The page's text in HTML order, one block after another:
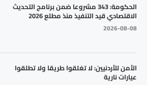
الحكومة: 343 مشروعا ضمن برنامج التحديث
الاقتصادي قيد التنفيذ منذ مطلع 2026
2026-08-08
الأمن للأردنيين: لا تغلقوا طريقا ولا تطلقوا
عيارات نارية